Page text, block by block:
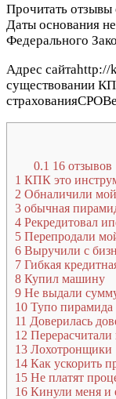
Прочитать
Даты основания
Федерального
Адрес сайтаhttp://
существовании
0.1 16 отзывов
1 КПК это
2 Обналичили
3 обычная
4 Рекредитовал
5 Перепродали
6 Выручили с
7 Гибкая
8 Купил машину
9 Не выдали
10 Тупо пирамида
11 Доверилась
12 Перерасчитали
13 Лохотронщики
14 Как ускорить
15 Не платят
16 Кинули меня и